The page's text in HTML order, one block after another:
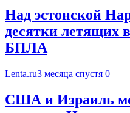
Над эстонской
десятки летящих
БПЛА
Lenta.ru3 месяца спустя 0
США и Израиль